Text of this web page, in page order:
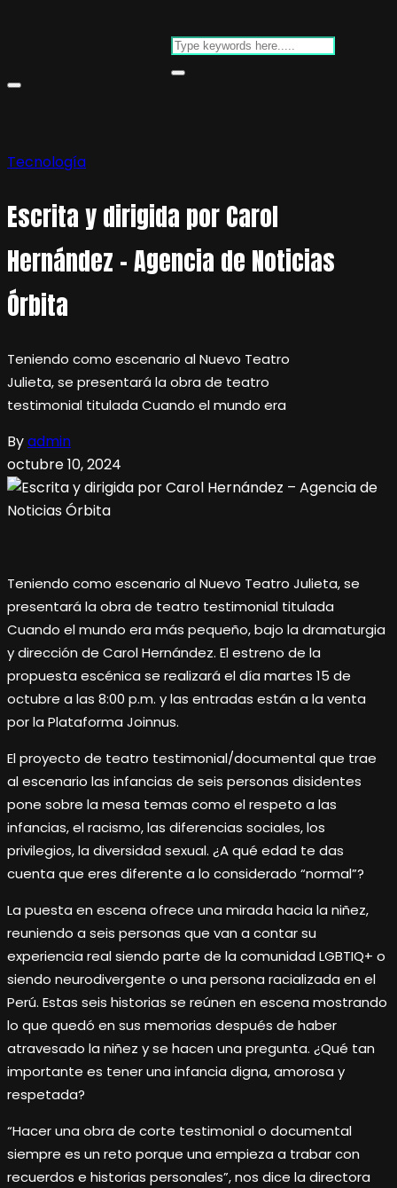
Tecnología
Escrita y dirigida por Carol
Hernández – Agencia de Noticias
Órbita
Teniendo como escenario al Nuevo Teatro
Julieta, se presentará la obra de teatro
testimonial titulada Cuando el mundo era
Byadmin
octubre 10, 2024
Teniendo como escenario al Nuevo Teatro Julieta, se
presentará la obra de teatro testimonial titulada
Cuando el mundo era más pequeño, bajo la dramaturgia
y dirección de Carol Hernández. El estreno de la
propuesta escénica se realizará el día martes 15 de
octubre a las 8:00 p.m. y las entradas están a la venta
por la Plataforma Joinnus.
El proyecto de teatro testimonial/documental que trae
al escenario las infancias de seis personas disidentes
pone sobre la mesa temas como el respeto a las
infancias, el racismo, las diferencias sociales, los
privilegios, la diversidad sexual. ¿A qué edad te das
cuenta que eres diferente a lo considerado “normal”?
La puesta en escena ofrece una mirada hacia la niñez,
reuniendo a seis personas que van a contar su
experiencia real siendo parte de la comunidad LGBTIQ+ o
siendo neurodivergente o una persona racializada en el
Perú. Estas seis historias se reúnen en escena mostrando
lo que quedó en sus memorias después de haber
atravesado la niñez y se hacen una pregunta. ¿Qué tan
importante es tener una infancia digna, amorosa y
respetada?
“Hacer una obra de corte testimonial o documental
siempre es un reto porque una empieza a trabar con
recuerdos e historias personales”, nos dice la directora